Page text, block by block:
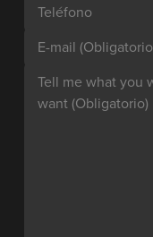
Teléfono
E-mail
Tell me what you
want (Obligatorio)